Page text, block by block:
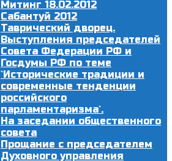
Митинг 18.02.2012
Сабантуй 2012
Таврический дворец.
Выступления председателей
Совета Федерации РФ и
Госдумы РФ по теме
`Исторические традиции и
современные тенденции
российского
парламентаризма`.
На заседании общественного
совета
Прощание с председателем
Духовного управления